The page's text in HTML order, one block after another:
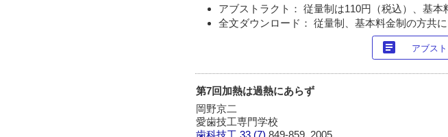
アブストラクト： 従量制は110円（税込）、基本
全文ダウンロード： 従量制、基本料金制の方共に
article アブス
第7回加熱は過熱にあらず
岡野京二
愛歯技工専門学校